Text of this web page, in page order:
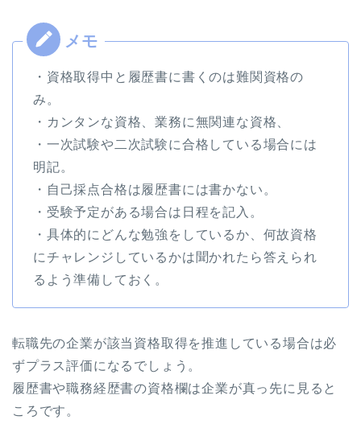
・資格取得中と履歴書に書くのは難関資格の
み。
・カンタンな資格、業務に無関連な資格、
・一次試験や二次試験に合格している場合には
明記。
・自己採点合格は履歴書には書かない。
・受験予定がある場合は日程を記入。
・具体的にどんな勉強をしているか、何故資格
にチャレンジしているかは聞かれたら答えられ
るよう準備しておく。
転職先の企業が該当資格取得を推進している場合は必
ずプラス評価になるでしょう。
履歴書や職務経歴書の資格欄は企業が真っ先に見ると
ころです。